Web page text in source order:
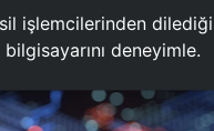
işlemcilerinden
deneyimle.